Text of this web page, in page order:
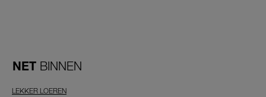
NET BINNEN
LEKKER LOEREN